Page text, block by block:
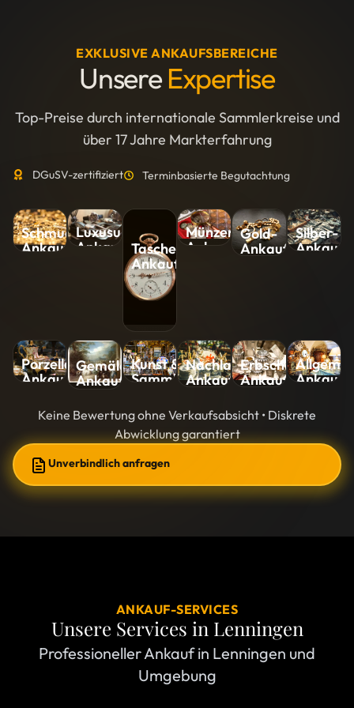
EXKLUSIVE ANKAUFSBEREICHE
UnsereExpertise
Top-Preise durch internationale Sammlerkreise und
über 17 Jahre Markterfahrung
DGuSV-zertifiziert Terminbasierte Begutachtung
Schmuck-
Ankauf
Luxusuhren-
Ankauf
Taschenuhren-
Ankauf
Münzen-
Ankauf
Gold-
Ankauf
Silber-
Ankauf
Porzellan-
Ankauf
Gemälde-
Ankauf
Kunst &
Sammlungen-
Nachlass-
Ankauf
Erbschaft-
Ankauf Ankauf
Keine Bewertung ohne Verkaufsabsicht • Diskrete
Abwicklung garantiert
Unverbindlich anfragen
ANKAUF-SERVICES
Unsere Services in Lenningen
Professioneller Ankauf in Lenningen und
Umgebung